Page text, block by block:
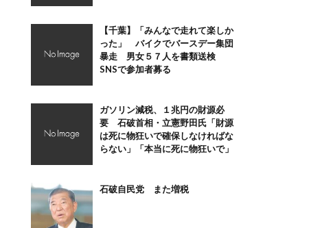
【千葉】「みんなで走れて楽しか
った」 バイクでバースデー集団
暴走 男女５７人を書類送検
SNSで参加者募る
ガソリン減税、１兆円の財源必
要 石破首相・立憲野田氏「財源
は死に物狂いで確保しなければな
らない」「本当に死に物狂いで」
石破自民党 また増税